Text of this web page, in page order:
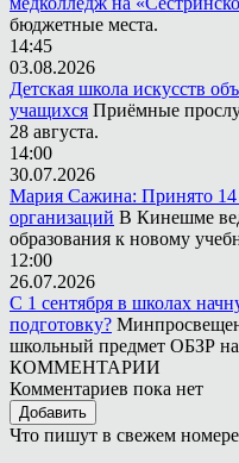
бюджетные места.
14:45
03.08.2026
Детская школа искусств
учащихся Приёмные
28 августа.
14:00
30.07.2026
Мария Сажина: Принято 14
организаций В Кинешме
образования к новому
12:00
26.07.2026
С 1 сентября в школах
подготовку?
школьный предмет ОБЗР на
КОММЕНТАРИИ
Комментариев пока нет
Добавить
Что пишут в свежем